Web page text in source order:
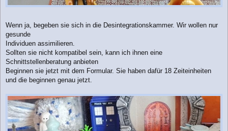
Wenn ja, begeben sie sich in die Desintegrationskammer. Wir wollen nur
gesunde
Individuen assimilieren.
Sollten sie nicht kompatibel sein, kann ich ihnen eine
Schnittstellenberatung anbieten
Beginnen sie jetzt mit dem Formular. Sie haben dafür 18 Zeiteinheiten
und die beginnen genau jetzt.